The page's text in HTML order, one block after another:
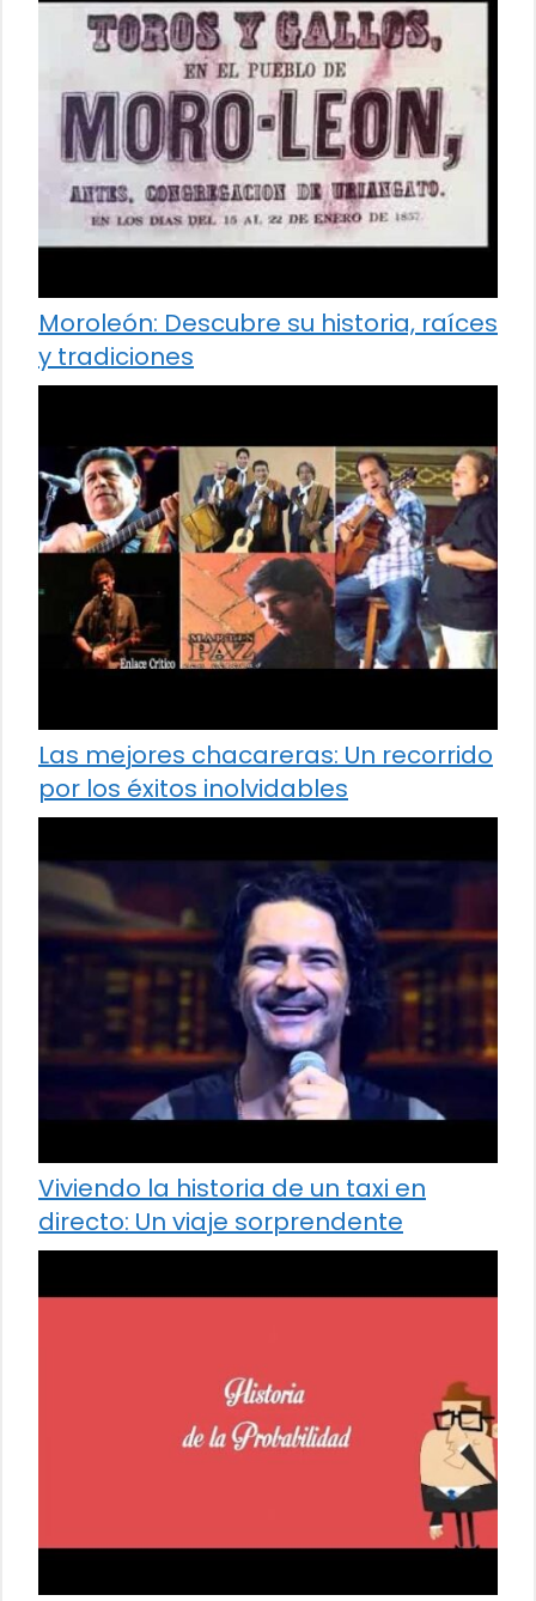
Moroleón: Descubre su historia, raíces
y tradiciones
Las mejores chacareras: Un recorrido
por los éxitos inolvidables
Viviendo la historia de un taxi en
directo: Un viaje sorprendente